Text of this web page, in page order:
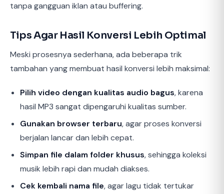
tanpa gangguan iklan atau buffering.
Tips Agar Hasil Konversi Lebih Optimal
Meski prosesnya sederhana, ada beberapa trik
tambahan yang membuat hasil konversi lebih maksimal:
Pilih video dengan kualitas audio bagus, karena
hasil MP3 sangat dipengaruhi kualitas sumber.
Gunakan browser terbaru, agar proses konversi
berjalan lancar dan lebih cepat.
Simpan file dalam folder khusus, sehingga koleksi
musik lebih rapi dan mudah diakses.
Cek kembali nama file, agar lagu tidak tertukar